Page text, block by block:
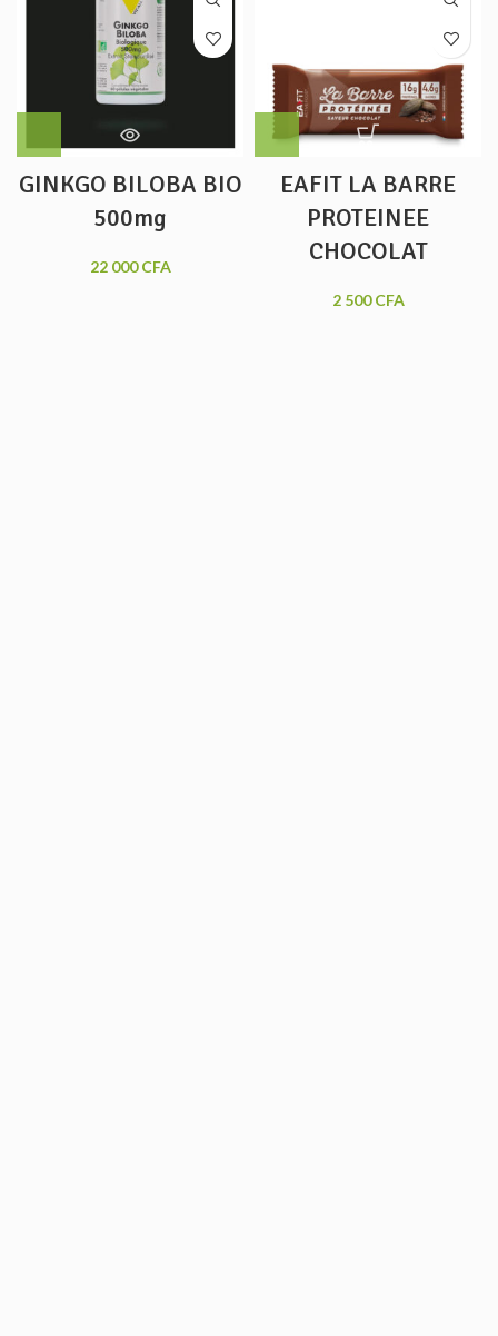
GINKGO BILOBA BIO
500mg
22 000CFA
EAFIT LA BARRE
PROTEINEE
CHOCOLAT
2 500CFA